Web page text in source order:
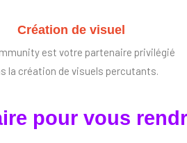
Création de visuel
est votre partenaire privilégié
la création de visuels percutants.
pour vous